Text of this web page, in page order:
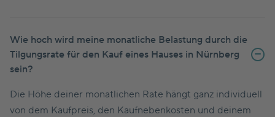
Wie hoch wird meine monatliche Belastung durch die
Tilgungsrate für den Kauf eines Hauses in Nürnberg
sein?
Die Höhe deiner monatlichen Rate hängt ganz individuell
von dem Kaufpreis, den Kaufnebenkosten und deinem